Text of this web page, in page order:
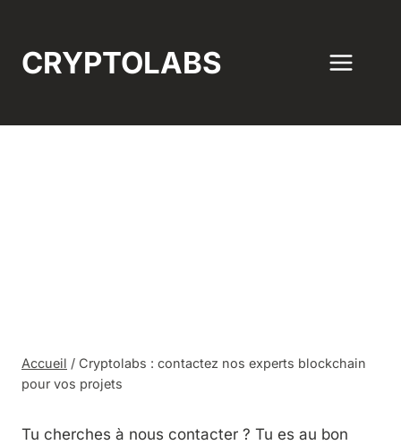
contenu
CRYPTOLABS
Accueil / Cryptolabs : contactez nos experts blockchain
pour vos projets
Tu cherches à nous contacter ? Tu es au bon